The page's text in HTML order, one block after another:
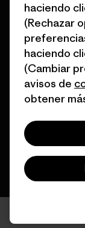
© 2026 Patagonia,
haciendo
(Rechazar
haciendo
(Cambiar
avisos de
obtener